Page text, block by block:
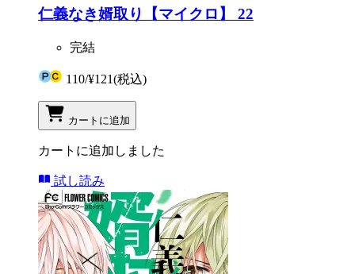
仁義なき婿取り【マイクロ】 22
完結
110/¥121(税込)
カートに追加
カートに追加しました
試し読み